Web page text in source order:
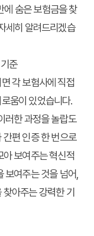
에 숨은 보험금을 찾
세히 알려드리겠습
준
각 보험사에 직접
움이 있었습니다.
러한 과정을 놀랍도
편 인증 한 번으로
아 보여주는 혁신적
여주는 것을 넘어,
아주는 강력한 기